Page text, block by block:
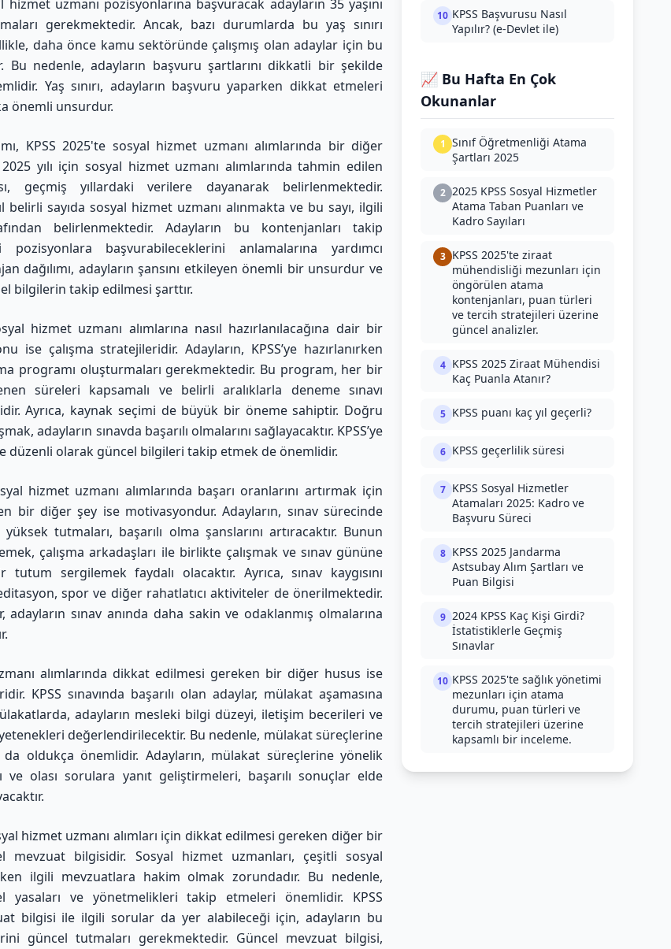
hizmet uzmanı pozisyonlarına başvuracak adayların 35 yaşını
gerekmektedir. Ancak, bazı durumlarda bu yaş sınırı
daha önce kamu sektöründe çalışmış olan adaylar için bu
Bu nedenle, adayların başvuru şartlarını dikkatli bir şekilde
Yaş sınırı, adayların başvuru yaparken dikkat etmeleri
önemli unsurdur.
KPSS 2025'te sosyal hizmet uzmanı alımlarında bir diğer
yılı için sosyal hizmet uzmanı alımlarında tahmin edilen
geçmiş yıllardaki verilere dayanarak belirlenmektedir.
belirli sayıda sosyal hizmet uzmanı alınmakta ve bu sayı, ilgili
belirlenmektedir. Adayların bu kontenjanları takip
başvurabileceklerini anlamalarına yardımcı
dağılımı, adayların şansını etkileyen önemli bir unsurdur ve
bilgilerin takip edilmesi şarttır.
hizmet uzmanı alımlarına nasıl hazırlanılacağına dair bir
ise çalışma stratejileridir. Adayların, KPSS’ye hazırlanırken
programı oluşturmaları gerekmektedir. Bu program, her bir
süreleri kapsamalı ve belirli aralıklarla deneme sınavı
Ayrıca, kaynak seçimi de büyük bir öneme sahiptir. Doğru
adayların sınavda başarılı olmalarını sağlayacaktır. KPSS’ye
düzenli olarak güncel bilgileri takip etmek de önemlidir.
hizmet uzmanı alımlarında başarı oranlarını artırmak için
bir diğer şey ise motivasyondur. Adayların, sınav sürecinde
yüksek tutmaları, başarılı olma şanslarını artıracaktır. Bunun
çalışma arkadaşları ile birlikte çalışmak ve sınav gününe
sergilemek faydalı olacaktır. Ayrıca, sınav kaygısını
spor ve diğer rahatlatıcı aktiviteler de önerilmektedir.
sınav anında daha sakin ve odaklanmış olmalarına
alımlarında dikkat edilmesi gereken bir diğer husus ise
KPSS sınavında başarılı olan adaylar, mülakat aşamasına
adayların mesleki bilgi düzeyi, iletişim becerileri ve
değerlendirilecektir. Bu nedenle, mülakat süreçlerine
da oldukça önemlidir. Adayların, mülakat süreçlerine yönelik
ve olası sorulara yanıt geliştirmeleri, başarılı sonuçlar elde
hizmet uzmanı alımları için dikkat edilmesi gereken diğer bir
mevzuat bilgisidir. Sosyal hizmet uzmanları, çeşitli sosyal
ilgili mevzuatlara hakim olmak zorundadır. Bu nedenle,
yasaları ve yönetmelikleri takip etmeleri önemlidir. KPSS
bilgisi ile ilgili sorular da yer alabileceği için, adayların bu
güncel tutmaları gerekmektedir. Güncel mevzuat bilgisi,
10 KPSS Başvurusu Nasıl
Yapılır? (e-Devlet ile)
📈 Bu Hafta En Çok
Okunanlar
1 Sınıf Öğretmenliği Atama
Şartları 2025
2 2025 KPSS Sosyal Hizmetler
Atama Taban Puanları ve
Kadro Sayıları
3 KPSS 2025'te ziraat
mühendisliği mezunları için
öngörülen atama
kontenjanları, puan türleri
ve tercih stratejileri üzerine
güncel analizler.
4 KPSS 2025 Ziraat Mühendisi
Kaç Puanla Atanır?
5 KPSS puanı kaç yıl geçerli?
6 KPSS geçerlilik süresi
7 KPSS Sosyal Hizmetler
Atamaları 2025: Kadro ve
Başvuru Süreci
8 KPSS 2025 Jandarma
Astsubay Alım Şartları ve
Puan Bilgisi
9 2024 KPSS Kaç Kişi Girdi?
İstatistiklerle Geçmiş
Sınavlar
10 KPSS 2025'te sağlık yönetimi
mezunları için atama
durumu, puan türleri ve
tercih stratejileri üzerine
kapsamlı bir inceleme.